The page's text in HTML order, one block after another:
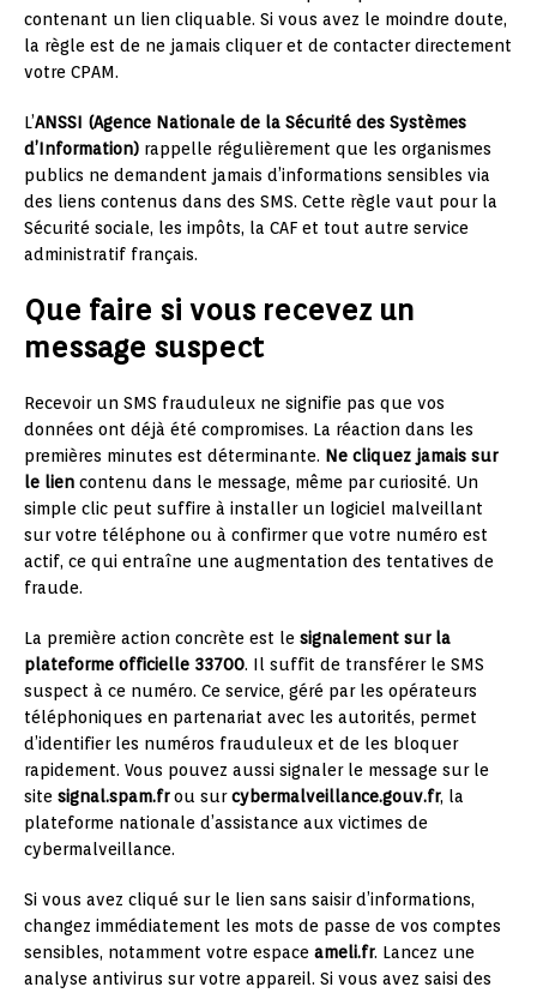
contenant un lien cliquable. Si vous avez le moindre doute,
la règle est de ne jamais cliquer et de contacter directement
votre CPAM.
L’ANSSI (Agence Nationale de la Sécurité des Systèmes
d’Information) rappelle régulièrement que les organismes
publics ne demandent jamais d’informations sensibles via
des liens contenus dans des SMS. Cette règle vaut pour la
Sécurité sociale, les impôts, la CAF et tout autre service
administratif français.
Que faire si vous recevez un
message suspect
Recevoir un SMS frauduleux ne signifie pas que vos
données ont déjà été compromises. La réaction dans les
premières minutes est déterminante. Ne cliquez jamais sur
le lien contenu dans le message, même par curiosité. Un
simple clic peut suffire à installer un logiciel malveillant
sur votre téléphone ou à confirmer que votre numéro est
actif, ce qui entraîne une augmentation des tentatives de
fraude.
La première action concrète est le signalement sur la
plateforme officielle 33700. Il suffit de transférer le SMS
suspect à ce numéro. Ce service, géré par les opérateurs
téléphoniques en partenariat avec les autorités, permet
d’identifier les numéros frauduleux et de les bloquer
rapidement. Vous pouvez aussi signaler le message sur le
site signal.spam.frou surcybermalveillance.gouv.fr, la
plateforme nationale d’assistance aux victimes de
cybermalveillance.
Si vous avez cliqué sur le lien sans saisir d’informations,
changez immédiatement les mots de passe de vos comptes
sensibles, notamment votre espace ameli.fr. Lancez une
analyse antivirus sur votre appareil. Si vous avez saisi des